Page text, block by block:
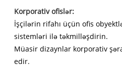
Korporativ ofislər:
İşçilərin rifahı üçün ofis
sistemləri ilə təkmilləşdirin.
Müasir dizaynlar korporativ
edir.